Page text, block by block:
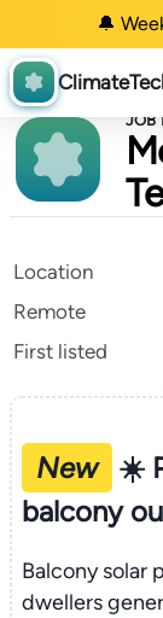
🔔
JOB
Location
Remote
First listed
New
☀️
balcony
Balcony solar
dwellers